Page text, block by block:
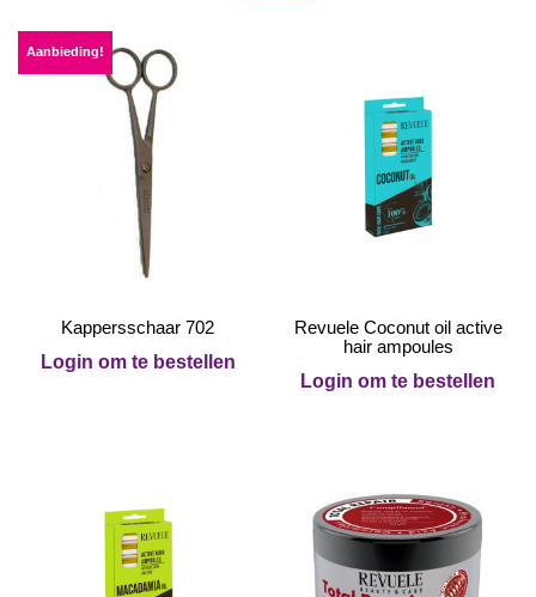
Aanbieding!
Kappersschaar 702
Login om te bestellen
Revuele Coconut oil active
hair ampoules
Login om te bestellen